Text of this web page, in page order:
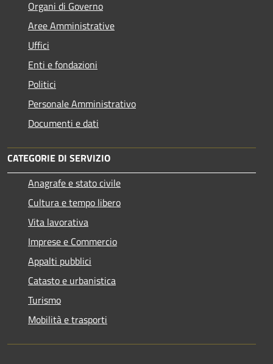
Organi di Governo
Aree Amministrative
Uffici
Enti e fondazioni
Politici
Personale Amministrativo
Documenti e dati
CATEGORIE DI SERVIZIO
Anagrafe e stato civile
Cultura e tempo libero
Vita lavorativa
Imprese e Commercio
Appalti pubblici
Catasto e urbanistica
Turismo
Mobilità e trasporti